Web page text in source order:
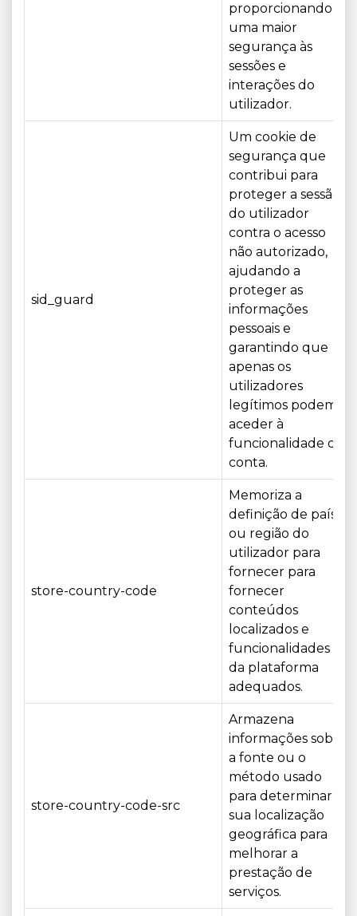
proporcionando
uma maior
segurança às
sessões e
interações do
utilizador.
sid_guard
Um cookie de
segurança que
contribui para
proteger a sessão
do utilizador
contra o acesso
não autorizado,
ajudando a
proteger as
informações
pessoais e
garantindo que
apenas os
utilizadores
legítimos podem
aceder à
funcionalidade da
conta.
store-country-code
Memoriza a
definição de país
ou região do
utilizador para
fornecer para
fornecer
conteúdos
localizados e
funcionalidades
da plataforma
adequados.
store-country-code-src
Armazena
informações sobre
a fonte ou o
método usado
para determinar a
sua localização
geográfica para
melhorar a
prestação de
serviços.